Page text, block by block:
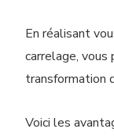
En réalisant
carrelage, vous
transformation
Voici les